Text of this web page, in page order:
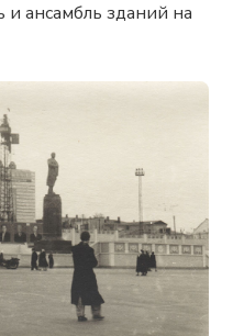
и ансамбль зданий на